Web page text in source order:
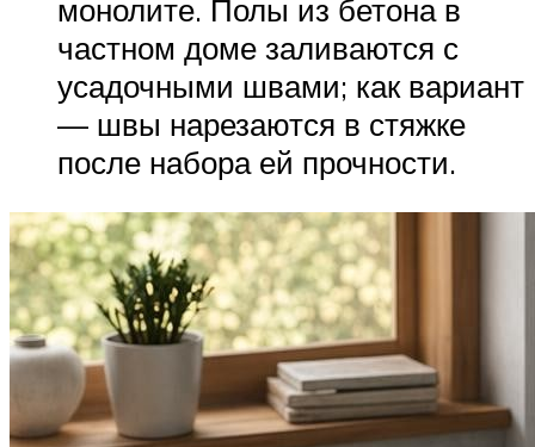
монолите. Полы из бетона в
частном доме заливаются с
усадочными швами; как вариант
— швы нарезаются в стяжке
после набора ей прочности.